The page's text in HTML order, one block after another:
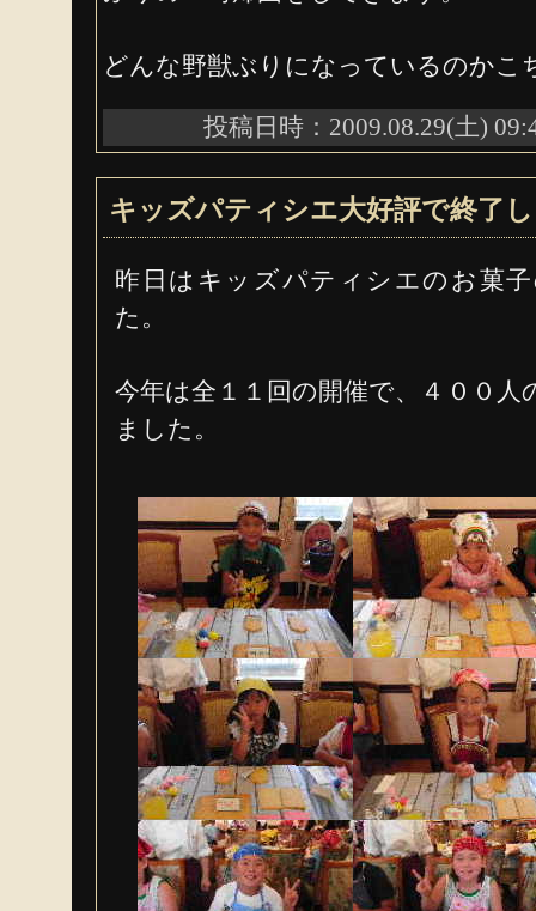
どんな野獣ぶりになっているのかこ
投稿日時：2009.08.29(土)
キッズパティシエ大好評で終了
昨日はキッズパティシエのお菓
た。
今年は全１１回の開催で、４００
ました。